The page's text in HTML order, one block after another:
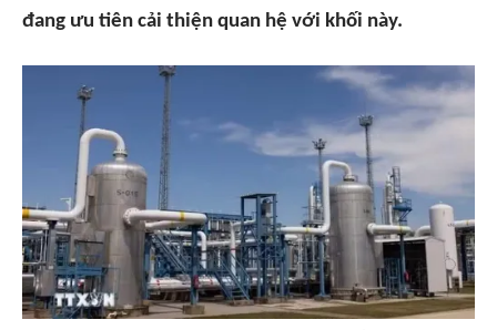
đang ưu tiên cải thiện quan hệ với khối này.